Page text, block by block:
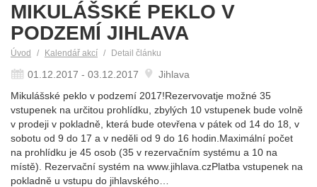
MIKULÁŠSKÉ PEKLO V
PODZEMÍ JIHLAVA
Úvod Kalendář akcí Detail článku
01.12.2017 - 03.12.2017
Jihlava
Mikulášské peklo v podzemí 2017!Rezervovatje možné 35
vstupenek na určitou prohlídku, zbylých 10 vstupenek bude volně
v prodeji v pokladně, která bude otevřena v pátek od 14 do 18, v
sobotu od 9 do 17 a v neděli od 9 do 16 hodin.Maximální počet
na prohlídku je 45 osob (35 v rezervačním systému a 10 na
místě). Rezervační systém na www.jihlava.czPlatba vstupenek na
pokladně u vstupu do jihlavského…